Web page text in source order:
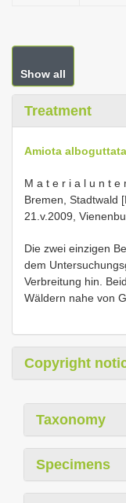
Show all
Treatment
Amiota alboguttata
M a t e r i a l u n t e
Bremen, Stadtwald
21.v.2009,
Die zwei einzigen
dem
Verbreitung hin.
Wäldern nahe von
Copyright
Taxonomy
Specimens